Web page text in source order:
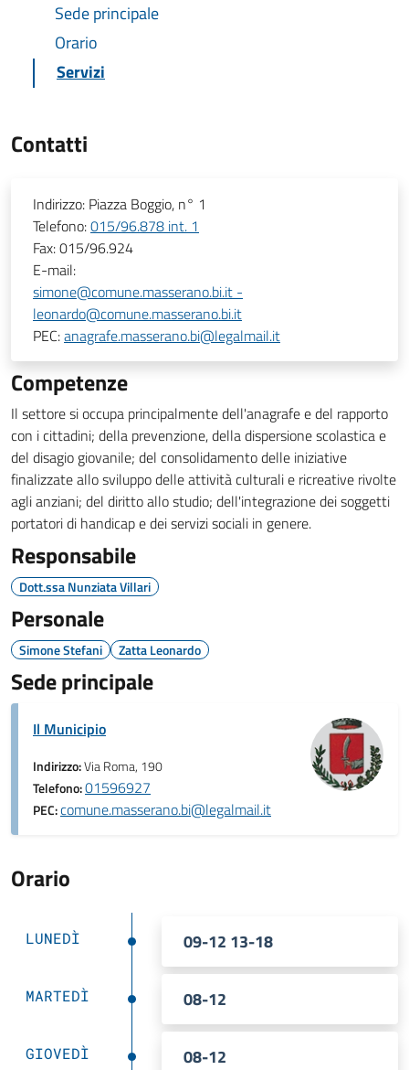
Sede principale
Orario
Servizi
Contatti
Indirizzo: Piazza Boggio, n° 1
Telefono:015/96.878 int. 1
Fax:015/96.924
E-mail:
simone@comune.masserano.bi.it -
leonardo@comune.masserano.bi.it
PEC:anagrafe.masserano.bi@legalmail.it
Competenze
Il settore si occupa principalmente dell'anagrafe e del rapporto
con i cittadini; della prevenzione, della dispersione scolastica e
del disagio giovanile; del consolidamento delle iniziative
finalizzate allo sviluppo delle attività culturali e ricreative rivolte
agli anziani; del diritto allo studio; dell'integrazione dei soggetti
portatori di handicap e dei servizi sociali in genere.
Responsabile
Dott.ssa Nunziata Villari
Personale
Simone Stefani Zatta Leonardo
Sede principale
Il Municipio
Indirizzo:Via Roma, 190
Telefono:01596927
PEC:comune.masserano.bi@legalmail.it
Orario
LUNEDÌ 09-12 13-18
MARTEDÌ 08-12
GIOVEDÌ 08-12